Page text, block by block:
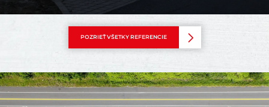
POZRIEŤ VŠETKY REFERENCIE